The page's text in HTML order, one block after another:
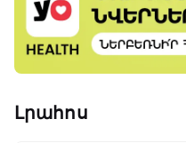
Լրահոս